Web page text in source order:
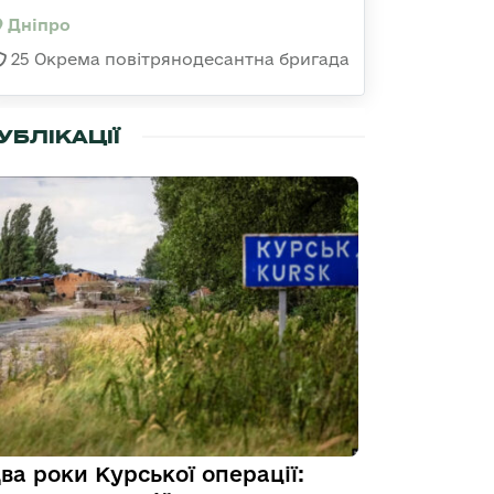
Дніпро
25 Окрема повітрянодесантна бригада
роки Курської операції: